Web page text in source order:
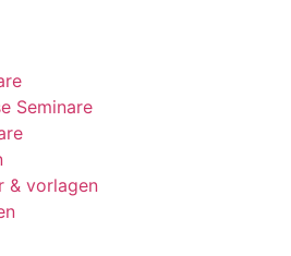
Seminare
& vorlagen